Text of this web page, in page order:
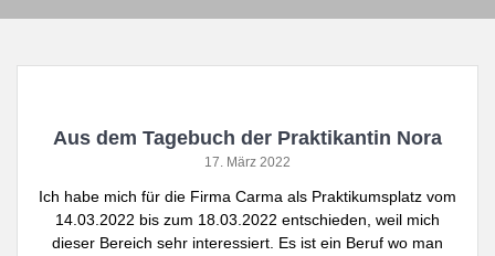
Aus dem Tagebuch der Praktikantin Nora
17. März 2022
Ich habe mich für die Firma Carma als Praktikumsplatz vom
14.03.2022 bis zum 18.03.2022 entschieden, weil mich
dieser Bereich sehr interessiert. Es ist ein Beruf wo man